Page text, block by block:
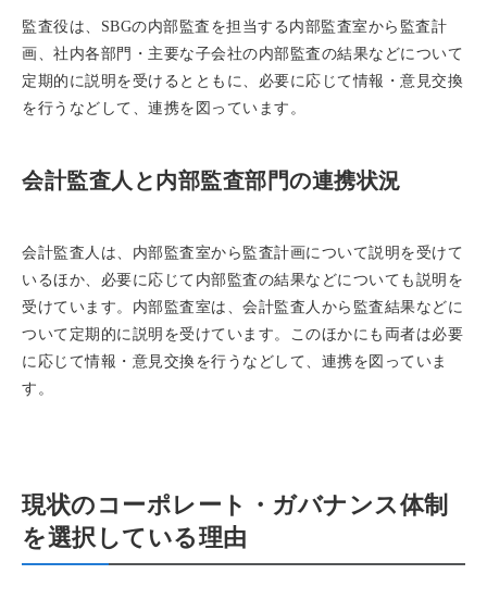
監査役は、SBGの内部監査を担当する内部監査室から監査計
画、社内各部門・主要な子会社の内部監査の結果などについて
定期的に説明を受けるとともに、必要に応じて情報・意見交換
を行うなどして、連携を図っています。
会計監査人と内部監査部門の連携状況
会計監査人は、内部監査室から監査計画について説明を受けて
いるほか、必要に応じて内部監査の結果などについても説明を
受けています。内部監査室は、会計監査人から監査結果などに
ついて定期的に説明を受けています。このほかにも両者は必要
に応じて情報・意見交換を行うなどして、連携を図っていま
す。
現状のコーポレート・ガバナンス体制
を選択している理由